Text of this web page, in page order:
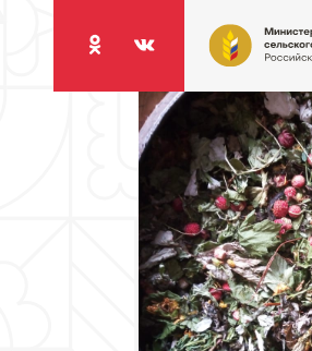
Министерство
сельского
хозяйства
Федерации
Одноклассники
Вконтакте